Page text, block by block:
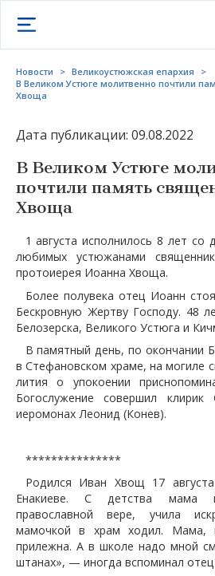
Открыть меню
Новости > Великоустюжская епархия
>
В Великом Устюге молитвенно почтили
Хвоща
Дата публикации: 09.08.2022
В Великом Устюге
почтили память
Хвоща
1 августа исполнилось 8 лет со
любимых устюжанами
протоиерея Иоанна Хвоща.
Более полувека отец Иоанн
Бескровную Жертву Господу. 48
Белозерска, Великого Устюга и
В памятный день, по окончании
в Стефановском храме, на могиле
лития о упокоении
Богослужение совершил клирик
иеромонах Леонид (Конев).
***************
Родился Иван Хвощ 17
Енакиеве. С детства мама
православной вере, учила
мамочкой в храм ходил. Мама,
прилежна. А в школе надо мной
штанах», — иногда вспоминал